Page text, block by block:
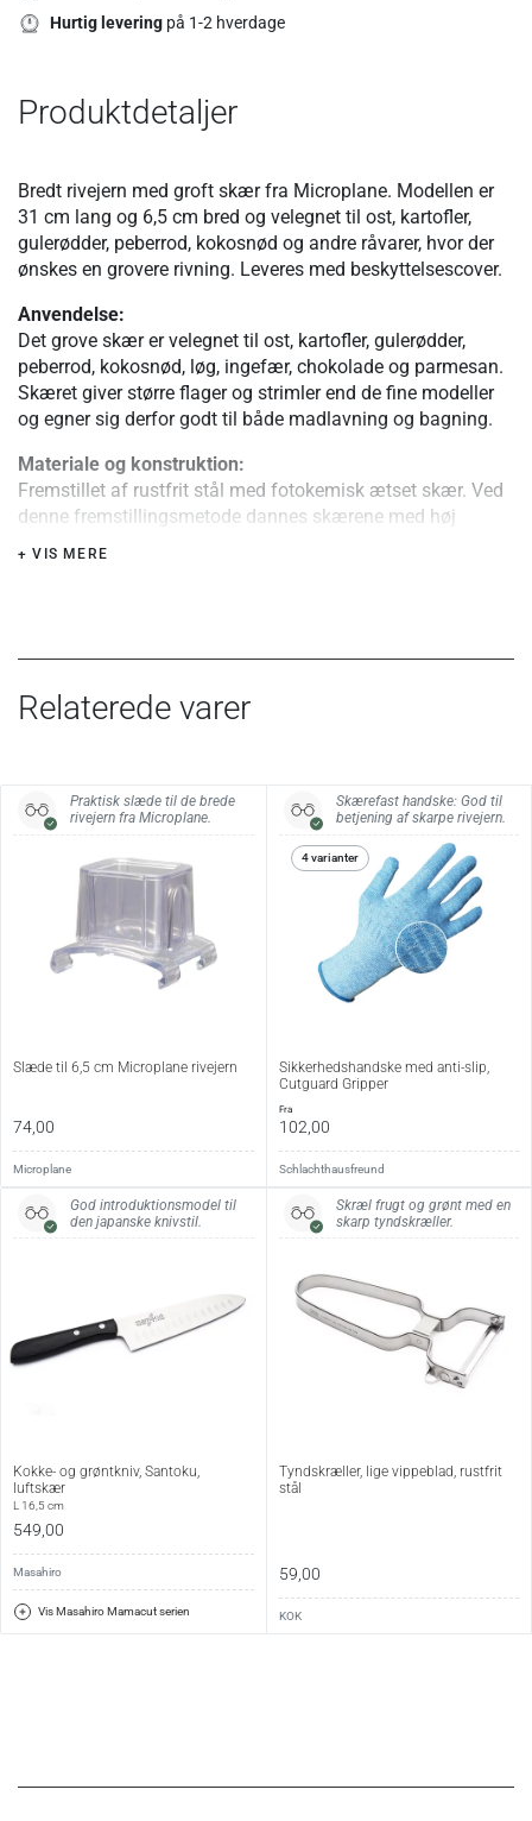
Hurtig levering på 1-2 hverdage
Produktdetaljer
Bredt rivejern med groft skær fra Microplane. Modellen er
31 cm lang og 6,5 cm bred og velegnet til ost, kartofler,
gulerødder, peberrod, kokosnød og andre råvarer, hvor der
ønskes en grovere rivning. Leveres med beskyttelsescover.
Anvendelse:
Det grove skær er velegnet til ost, kartofler, gulerødder,
peberrod, kokosnød, løg, ingefær, chokolade og parmesan.
Skæret giver større flager og strimler end de fine modeller
og egner sig derfor godt til både madlavning og bagning.
Materiale og konstruktion:
Fremstillet af rustfrit stål med fotokemisk ætset skær. Ved
denne fremstillingsmetode dannes skærene med høj
præcision, så de fungerer som små knive, der skærer i
Særlige fordele eller tips:
Den brede riveflade giver god arbejdsplads og gør modellen
velegnet til større råvarer og mængder. Den skridsikre fod
Specifikationer:
Coarse Grater
Skærtype
Materiale
Rustfrit stål
Håndtag
Softgrip-gummi
Tilbehør
Beskyttelsescover
Vedligehold:
bevare skærets skarphed længst muligt. Opbevares med
beskyttelsescover, når rivejernet ikke er i brug.
+ VIS MERE
Relaterede varer
Praktisk slæde til de brede
rivejern fra Microplane.
Slæde til 6,5 cm Microplane rivejern
74,00
Microplane
Skærefast handske: God til
betjening af skarpe rivejern.
4 varianter
Sikkerhedshandske med anti-slip,
Cutguard Gripper
fra
102,00
Schlachthausfreund
God introduktionsmodel til
den japanske knivstil.
Kokke- og grøntkniv, Santoku,
luftskær
L 16,5 cm
549,00
Masahiro
Vis Masahiro Mamacut serien
Skræl frugt og grønt med en
skarp tyndskræller.
Tyndskræller, lige vippeblad, rustfrit
stål
59,00
KOK